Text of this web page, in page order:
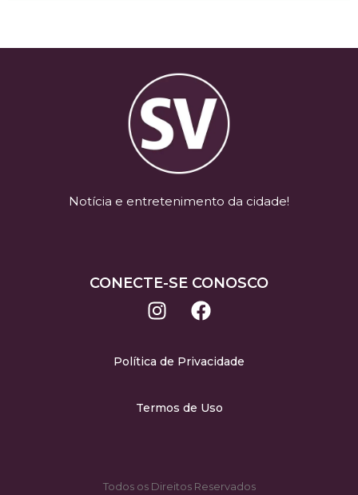
Notícia e entretenimento da cidade!
CONECTE-SE CONOSCO
Política de Privacidade
Termos de Uso
Todos os Direitos Reservados